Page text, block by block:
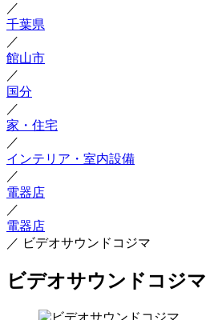
／
千葉県
／
館山市
／
国分
／
家・住宅
／
インテリア・室内設備
／
電器店
／
電器店
／ ビデオサウンドコジマ
ビデオサウンドコジマ